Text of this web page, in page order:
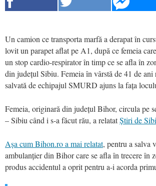
Un camion ce transporta marfă a derapat în
lovit un parapet aflat pe A1, după ce femeia
un stop cardio-respirator în timp ce se afla în
din județul Sibiu. Femeia în vârstă de 41 de
salvată de echipajul SMURD ajuns la fața
Femeia, originară din județul Bihor, circula pe
– Sibiu când i s-a făcut rău, a relatatȘtiri de
Așa cum Bihon.ro a mai relatat, pentru a salva
ambulanțier din Bihor care se afla în trecere în
produs accidentul a oprit pentru a-i acorda